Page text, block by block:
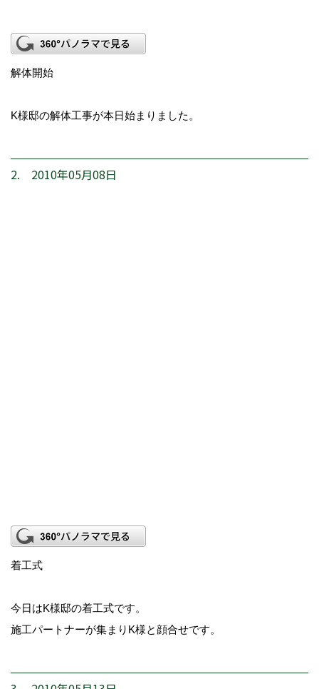
解体開始
K様邸の解体工事が本日始まりました。
2. 2010年05月08日
着工式
今日はK様邸の着工式です。
施工パートナーが集まりK様と顔合せです。